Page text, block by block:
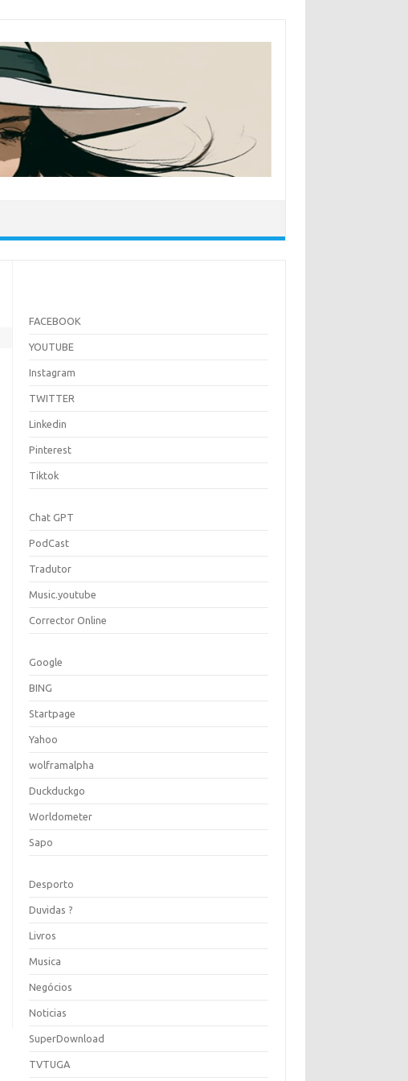
FACEBOOK
YOUTUBE
Instagram
TWITTER
Linkedin
Pinterest
Tiktok
Chat GPT
PodCast
Tradutor
Music.youtube
Corrector Online
Google
BING
Startpage
Yahoo
wolframalpha
Duckduckgo
Worldometer
Sapo
Desporto
Duvidas ?
Livros
Musica
Negócios
Noticias
SuperDownload
TVTUGA